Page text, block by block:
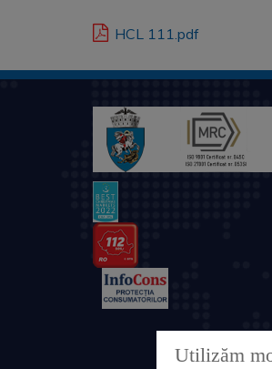
HCL 111.pdf
Utilizăm